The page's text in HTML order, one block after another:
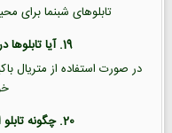
تابلوهای شبنما برای
19. آیا تابلوها در برابر آفتاب مقاوم هستند؟
در صورت استفاده از متریال
20. چگونه تابلو ایمنی مناسب انتخاب کنیم؟